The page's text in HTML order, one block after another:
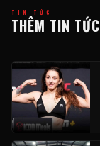
TIN TỨC
THÊM TIN TỨC